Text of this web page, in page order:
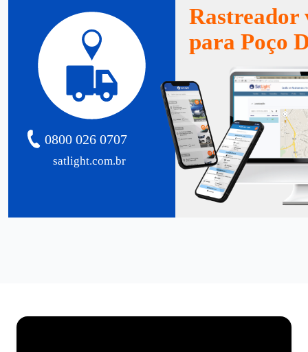
satlight.com.br
0800 026 0707
Rastreador
para Poço